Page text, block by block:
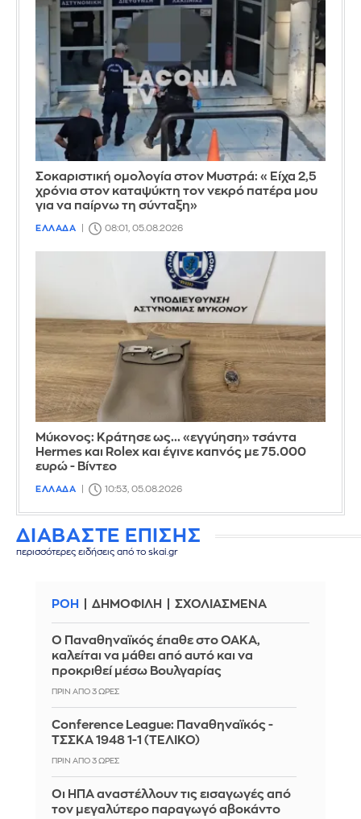
Σοκαριστική ομολογία στον Μυστρά: «Είχα 2,5
χρόνια στον καταψύκτη τον νεκρό πατέρα μου
για να παίρνω τη σύνταξη»
ΕΛΛΑΔΑ 08:01, 05.08.2026
Μύκονος: Κράτησε ως... «εγγύηση» τσάντα
Hermes και Rolex και έγινε καπνός με 75.000
ευρώ - Βίντεο
ΕΛΛΑΔΑ 10:53, 05.08.2026
ΔΙΑΒΑΣΤΕ ΕΠΙΣΗΣ
περισσότερες ειδήσεις από το skai.gr
ΡΟΗ ΔΗΜΟΦΙΛΗ ΣΧΟΛΙΑΣΜΕΝΑ
Ο Παναθηναϊκός έπαθε στο ΟΑΚΑ,
καλείται να μάθει από αυτό και να
προκριθεί μέσω Βουλγαρίας
ΠΡΙΝ ΑΠΌ 3 ΏΡΕΣ
Conference League: Παναθηναϊκός -
ΤΣΣΚΑ 1948 1-1 (ΤΕΛΙΚΟ)
ΠΡΙΝ ΑΠΌ 3 ΏΡΕΣ
Οι ΗΠΑ αναστέλλουν τις εισαγωγές από
τον μεγαλύτερο παραγωγό αβοκάντο